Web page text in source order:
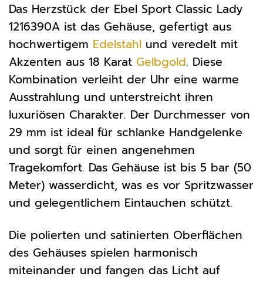
Das Herzstück der Ebel Sport Classic Lady
1216390A ist das Gehäuse, gefertigt aus
hochwertigem Edelstahl und veredelt mit
Akzenten aus 18 Karat Gelbgold. Diese
Kombination verleiht der Uhr eine warme
Ausstrahlung und unterstreicht ihren
luxuriösen Charakter. Der Durchmesser von
29 mm ist ideal für schlanke Handgelenke
und sorgt für einen angenehmen
Tragekomfort. Das Gehäuse ist bis 5 bar (50
Meter) wasserdicht, was es vor Spritzwasser
und gelegentlichem Eintauchen schützt.
Die polierten und satinierten Oberflächen
des Gehäuses spielen harmonisch
miteinander und fangen das Licht auf